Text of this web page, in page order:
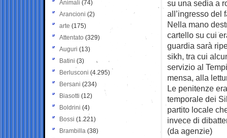
su una sedia a
all’ingresso del
Nella mano
cartello su cui
guardia sarà
sikh, tra cui
servizio al
mensa, alla
Le penitenze
temporale dei
partito locale
invece di
(da agenzie)
Animali (74)
Arancioni (2)
arte (175)
Attentato (329)
Auguri (13)
Batini (3)
Berlusconi (4.295)
Bersani (234)
Biasotti (12)
Boldrini (4)
Bossi (1.221)
Brambilla (38)